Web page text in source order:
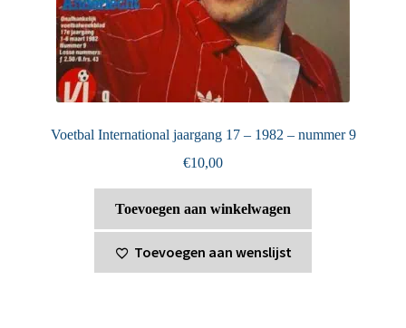
Voetbal International jaargang 17 – 1982 – nummer 9
€10,00
Toevoegen aan winkelwagen
Toevoegen aan wenslijst